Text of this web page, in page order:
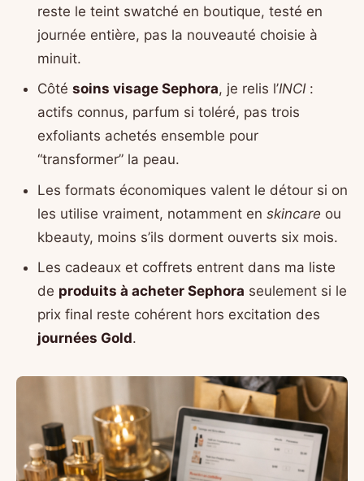
reste le teint swatché en boutique, testé en
journée entière, pas la nouveauté choisie à
minuit.
Côté soins visage Sephora, je relis l’INCI:
actifs connus, parfum si toléré, pas trois
exfoliants achetés ensemble pour
“transformer” la peau.
Les formats économiques valent le détour si on
les utilise vraiment, notamment en skincare ou
kbeauty, moins s’ils dorment ouverts six mois.
Les cadeaux et coffrets entrent dans ma liste
de produits à acheter Sephora seulement si le
prix final reste cohérent hors excitation des
journées Gold.